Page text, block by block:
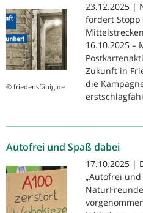
© friedensfähig.de
23.12.2025 |
fordert Stopp
16.10.2025 –
Zukunft in
die
Autofrei und Spaß dabei
17.10.2025 |
„Autofrei